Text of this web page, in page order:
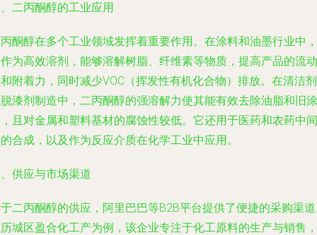
二丙酮醇的工业应用
酮醇在多个工业领域发挥着重要作用。在涂料和油墨行业中，
为高效溶剂，能够溶解树脂、纤维素等物质，提高产品的流动
附着力，同时减少VOC（挥发性有机化合物）排放。在清洁剂
漆剂制造中，二丙酮醇的强溶解力使其能有效去除油脂和旧涂
且对金属和塑料基材的腐蚀性较低。它还用于医药和农药中间
合成，以及作为反应介质在化学工业中应用。
供应与市场渠道
二丙酮醇的供应，阿里巴巴等B2B平台提供了便捷的采购渠
城区盈合化工产为例，该企业专注于化工原料的生产与销售，